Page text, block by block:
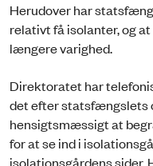
Herudover har
relativt få isolanter, og
længere varighed.
Direktoratet har
det efter statsfængslets
hensigtsmæssigt at
for at se ind i
isolationsgårdens